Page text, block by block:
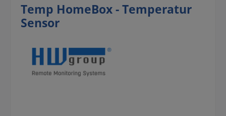
Temp HomeBox - Temperatur
Sensor